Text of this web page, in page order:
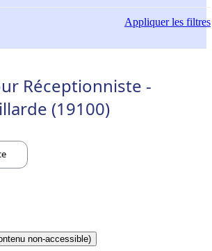
Appliquerles filtres
Réceptionniste -
(19100)
non-accessible)